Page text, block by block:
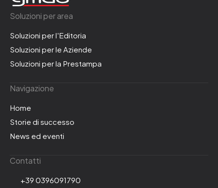
Soluzioni per area
Soluzioni per l'Editoria
Soluzioni per le Aziende
Soluzioni per la Prestampa
Navigazione
Home
Storie di successo
News ed eventi
Contatti
+39 0396091790